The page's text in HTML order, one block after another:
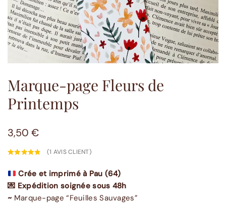
Marque-page Fleurs de
Printemps
3,50 €
(1 AVIS CLIENT)
Crée et imprimé à Pau (64)
💌 Expédition soignée sous 48h
~ Marque-page “Feuilles Sauvages”